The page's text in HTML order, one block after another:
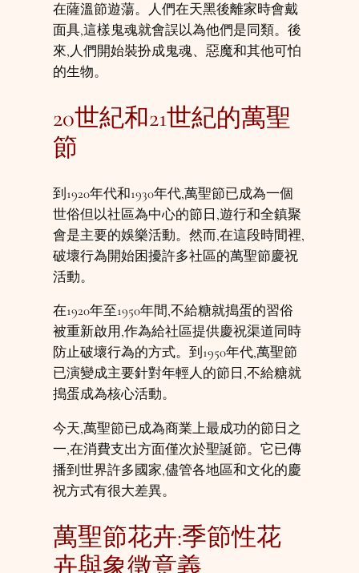
在薩溫節遊蕩。人們在天黑後離家時會戴
面具,這樣鬼魂就會誤以為他們是同類。後
來,人們開始裝扮成鬼魂、惡魔和其他可怕
的生物。
20世紀和21世紀的萬聖
節
到1920年代和1930年代,萬聖節已成為一個
世俗但以社區為中心的節日,遊行和全鎮聚
會是主要的娛樂活動。然而,在這段時間裡,
破壞行為開始困擾許多社區的萬聖節慶祝
活動。
在1920年至1950年間,不給糖就搗蛋的習俗
被重新啟用,作為給社區提供慶祝渠道同時
防止破壞行為的方式。到1950年代,萬聖節
已演變成主要針對年輕人的節日,不給糖就
搗蛋成為核心活動。
今天,萬聖節已成為商業上最成功的節日之
一,在消費支出方面僅次於聖誕節。它已傳
播到世界許多國家,儘管各地區和文化的慶
祝方式有很大差異。
萬聖節花卉:季節性花
卉與象徵意義